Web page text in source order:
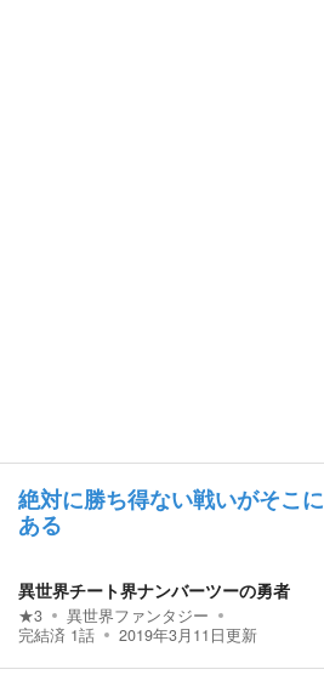
絶対に勝ち得ない戦いがそこに
ある
異世界チート界ナンバーツーの勇者
★3
異世界ファンタジー
完結済 1話 2019年3月11日更新